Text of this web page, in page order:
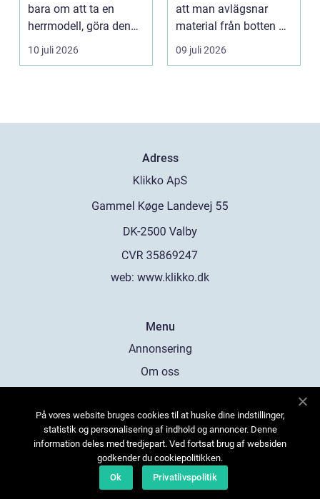
bara om att ta en
herrmodell, göra den
mindre oc...
10 juli 2026
att man avlägsnar
material från botten av
en...
09 juli 2026
Adress
web: www.klikko.dk
Menu
Annonsering
Om oss
Kontakta oss
Sitemap
På vores website bruges cookies til at huske dine indstillinger,
statistik og personalisering af indhold og annoncer. Denne
information deles med tredjepart. Ved fortsat brug af websiden
godkender du cookiepolitikken.
Ok
Privatlivspolitik